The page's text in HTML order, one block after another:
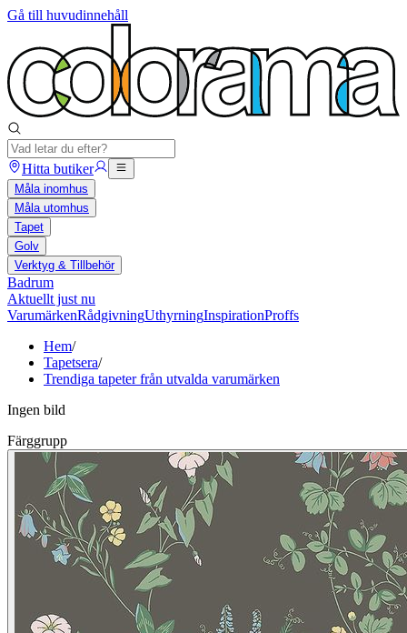
Gå till huvudinnehåll
Hitta butiker
Måla inomhus
Måla utomhus
Tapet
Golv
Verktyg & Tillbehör
Badrum
Aktuellt just nu
VarumärkenRådgivningUthyrningInspirationProffs
Hem/
Tapetsera/
Trendiga tapeter från utvalda varumärken
Ingen bild
Färggrupp